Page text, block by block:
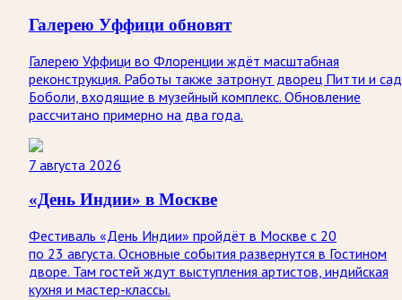
Галерею Уффици обновят
Галерею Уффици во Флоренции ждёт масштабная
реконструкция. Работы также затронут дворец Питти и
Боболи, входящие в музейный комплекс. Обновление
рассчитано примерно на два года.
7 августа 2026
«День Индии» в Москве
Фестиваль «День Индии» пройдёт в Москве с 20
по 23 августа. Основные события развернутся в Гостином
дворе. Там гостей ждут выступления артистов, индийская
кухня и мастер-классы.